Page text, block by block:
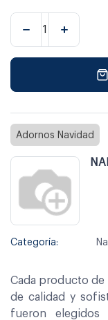
Adornos Navidad
Categoría:
Cada producto de
de calidad y
fueron